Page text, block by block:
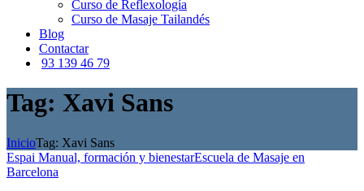
Curso de Reflexología
Curso de Masaje Tailandés
Blog
Contactar
93 139 46 79
Tag: Xavi Sans
InicioTag: Xavi Sans
Espai Manual, formación y bienestarEscuela de Masaje en
Barcelona